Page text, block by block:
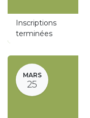
Inscriptions
terminées
MARS
25